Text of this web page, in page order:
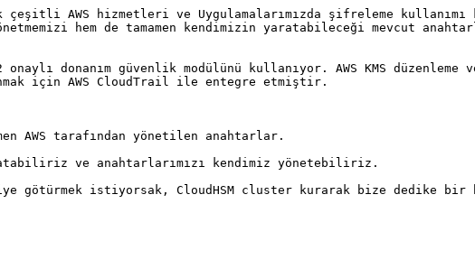
çeşitli AWS hizmetleri ve Uygulamalarımızda şifreleme
hem de tamamen kendimizin yaratabileceği mevcut
onaylı donanım güvenlik modülünü kullanıyor. AWS KMS
için AWS CloudTrail ile entegre etmiştir.
AWS tarafından yönetilen anahtarlar.
ve anahtarlarımızı kendimiz yönetebiliriz.
götürmek istiyorsak, CloudHSM cluster kurarak bize dedike